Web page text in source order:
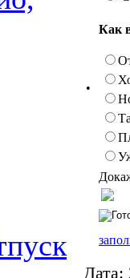
•
Как
Дата: